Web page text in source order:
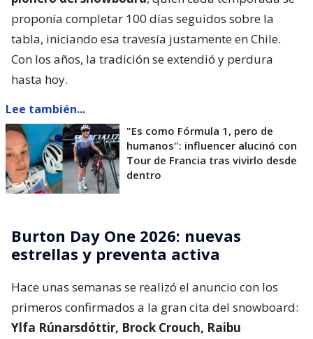
proponía completar 100 días seguidos sobre la
tabla, iniciando esa travesía justamente en Chile.
Con los años, la tradición se extendió y perdura
hasta hoy.
Lee también...
"Es como Fórmula 1, pero de
humanos": influencer alucinó con
Tour de Francia tras vivirlo desde
dentro
Burton Day One 2026: nuevas
estrellas y preventa activa
Hace unas semanas se realizó el anuncio con los
primeros confirmados a la gran cita del snowboard:
Ylfa Rúnarsdóttir, Brock Crouch, Raibu